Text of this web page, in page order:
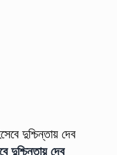
দুশ্চিন্তায় দেব